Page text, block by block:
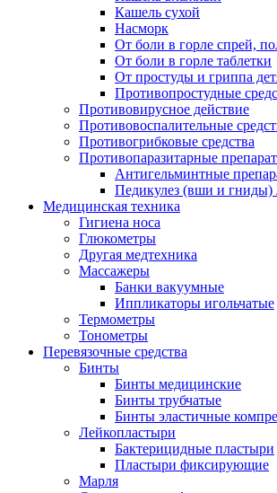
Кашель сухой
Насморк
От боли в горле спрей,
От боли в горле таблетки
От простуды и гриппа
Противопростудные
Противовирусное действие
Противовоспалительные
Противогрибковые средства
Противопаразитарные
Антигельминтные
Педикулез (вши и гниды)
Медицинская техника
Гигиена носа
Глюкометры
Другая медтехника
Массажеры
Банки вакуумные
Иппликаторы игольчатые
Термометры
Тонометры
Перевязочные средства
Бинты
Бинты медицинские
Бинты трубчатые
Бинты эластичные
Лейкопластыри
Бактерицидные пластыри
Пластыри фиксирующие
Марля